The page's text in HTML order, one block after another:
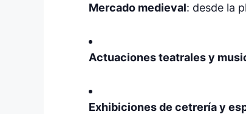
Mercado medieval: desde la
Actuaciones teatrales y
Exhibiciones de cetrería y